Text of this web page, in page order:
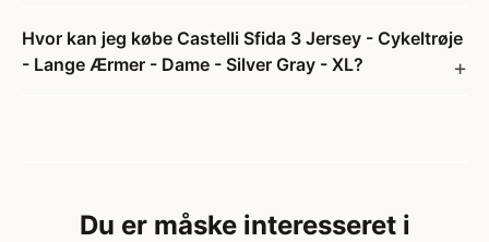
Hvor kan jeg købe Castelli Sfida 3 Jersey - Cykeltrøje
- Lange Ærmer - Dame - Silver Gray - XL?
Du er måske interesseret i